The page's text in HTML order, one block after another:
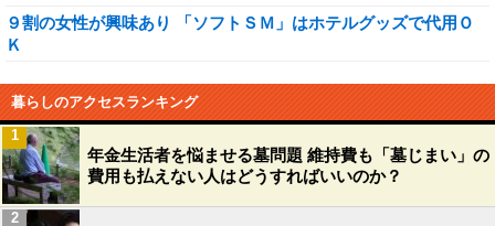
９割の女性が興味あり 「ソフトＳＭ」はホテルグッズで代用Ｏ
Ｋ
暮らしのアクセスランキング
年金生活者を悩ませる墓問題 維持費も「墓じまい」の
費用も払えない人はどうすればいいのか？
1
2